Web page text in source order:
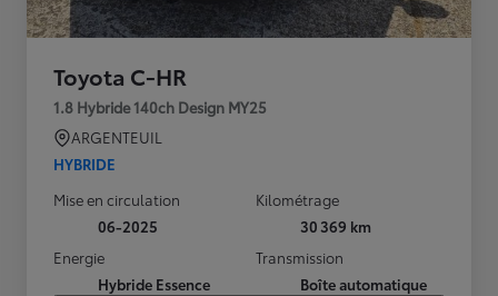
Toyota C-HR
1.8 Hybride 140ch Design MY25
ARGENTEUIL
HYBRIDE
Mise en circulation
06-2025
Kilométrage
30 369 km
Energie
Hybride Essence
Transmission
Boîte automatique